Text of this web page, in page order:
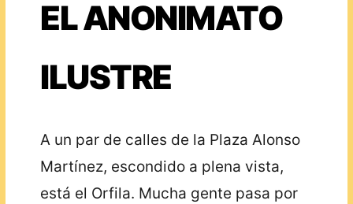
EL ANONIMATO
ILUSTRE
A un par de calles de la Plaza Alonso
Martínez, escondido a plena vista,
está el Orfila. Mucha gente pasa por